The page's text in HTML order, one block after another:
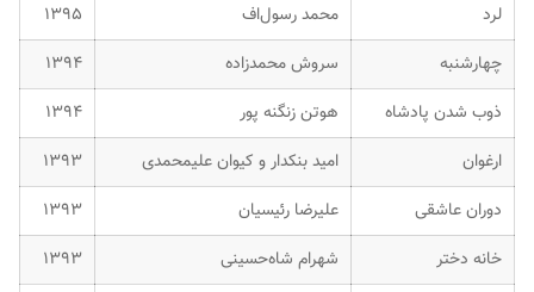
لرد
محمد رسول‌اف
۱۳۹۵
چهارشنبه
سروش محمدزاده
۱۳۹۴
ذوب شدن پادشاه
هوتن زنگنه پور
۱۳۹۴
ارغوان
امید بنکدار و کیوان علیمحمدی
۱۳۹۳
دوران عاشقی
علیرضا رئیسیان
۱۳۹۳
خانه دختر
شهرام شاه‌حسینی
۱۳۹۳